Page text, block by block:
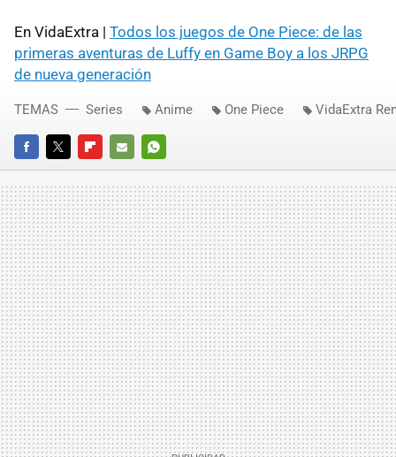
En VidaExtra | Todos los juegos de One Piece: de las
primeras aventuras de Luffy en Game Boy a los JRPG
de nueva generación
FACEBOOKTWITTERFLIPBOARD
E-
MAIL
WHATSAPP
TEMAS Series Anime One Piece VidaExtra